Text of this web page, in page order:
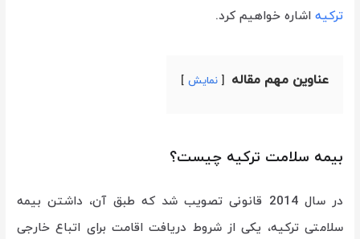
ترکیه اشاره خواهیم کرد.
عناوین مهم مقاله نمایش
بیمه سلامت ترکیه چیست؟
در سال 2014 قانونی تصویب شد که طبق آن، داشتن بیمه
سلامتی ترکیه، یکی از شروط دریافت اقامت برای اتباع خارجی